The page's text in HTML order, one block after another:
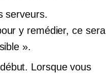
serveurs.
y remédier, ce sera
».
Lorsque vous